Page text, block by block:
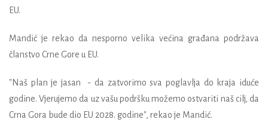
EU.
Mandić je rekao da nesporno velika većina građana podržava
članstvo Crne Gore u EU.
"Naš plan je jasan - da zatvorimo sva poglavlja do kraja iduće
godine. Vjerujemo da uz vašu podršku možemo ostvariti naš cilj, da
Crna Gora bude dio EU 2028. godine", rekao je Mandić.